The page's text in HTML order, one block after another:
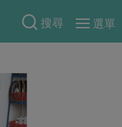
搜尋
選單